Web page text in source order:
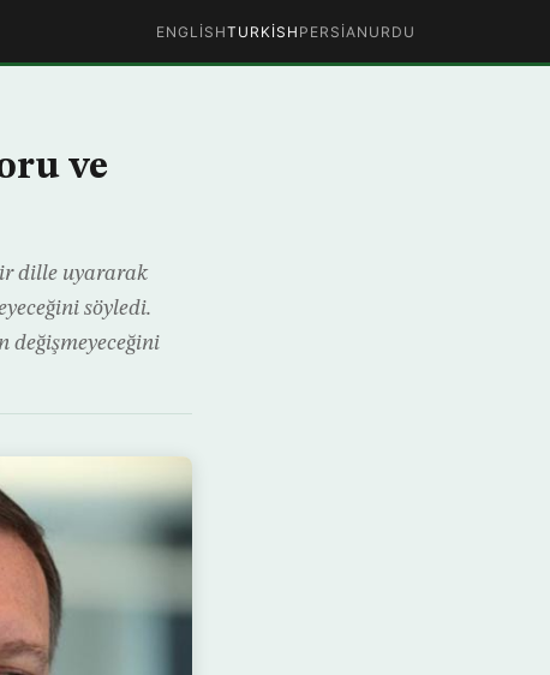
ENGLISHTURKISH PERSIAN URDU
ve
dille uyararak
söyledi.
değişmeyeceğini